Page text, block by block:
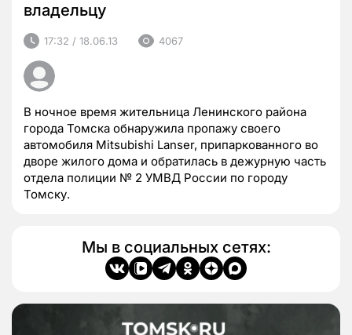
владельцу
17:32 / 18.06.13 4067
В ночное время жительница Ленинского района
города Томска обнаружила пропажу своего
автомобиля Mitsubishi Lanser, припаркованного во
дворе жилого дома и обратилась в дежурную часть
отдела полиции № 2 УМВД России по городу
Томску.
Мы в социальных сетях: